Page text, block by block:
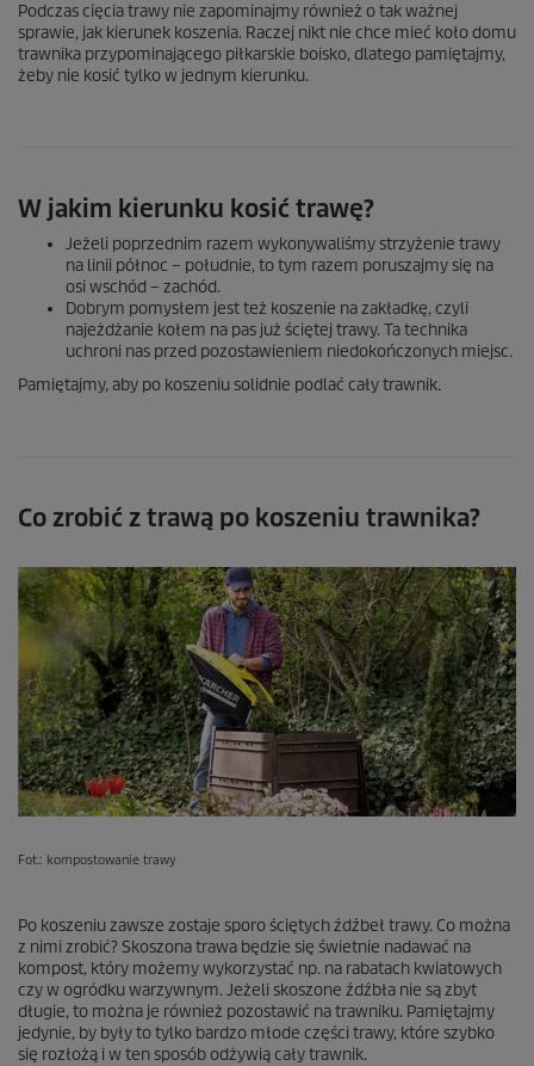
Podczas cięcia trawy nie zapominajmy również o tak ważnej
sprawie, jak kierunek koszenia. Raczej nikt nie chce mieć koło domu
trawnika przypominającego piłkarskie boisko, dlatego pamiętajmy,
żeby nie kosić tylko w jednym kierunku.
W jakim kierunku kosić trawę?
Jeżeli poprzednim razem wykonywaliśmy strzyżenie trawy
na linii północ – południe, to tym razem poruszajmy się na
osi wschód – zachód.
Dobrym pomysłem jest też koszenie na zakładkę, czyli
najeżdżanie kołem na pas już ściętej trawy. Ta technika
uchroni nas przed pozostawieniem niedokończonych miejsc.
Pamiętajmy, aby po koszeniu solidnie podlać cały trawnik.
Co zrobić z trawą po koszeniu trawnika?
Fot.: kompostowanie trawy
Po koszeniu zawsze zostaje sporo ściętych źdźbeł trawy. Co można
z nimi zrobić? Skoszona trawa będzie się świetnie nadawać na
kompost, który możemy wykorzystać np. na rabatach kwiatowych
czy w ogródku warzywnym. Jeżeli skoszone źdźbła nie są zbyt
długie, to można je również pozostawić na trawniku. Pamiętajmy
jedynie, by były to tylko bardzo młode części trawy, które szybko
się rozłożą i w ten sposób odżywią cały trawnik.